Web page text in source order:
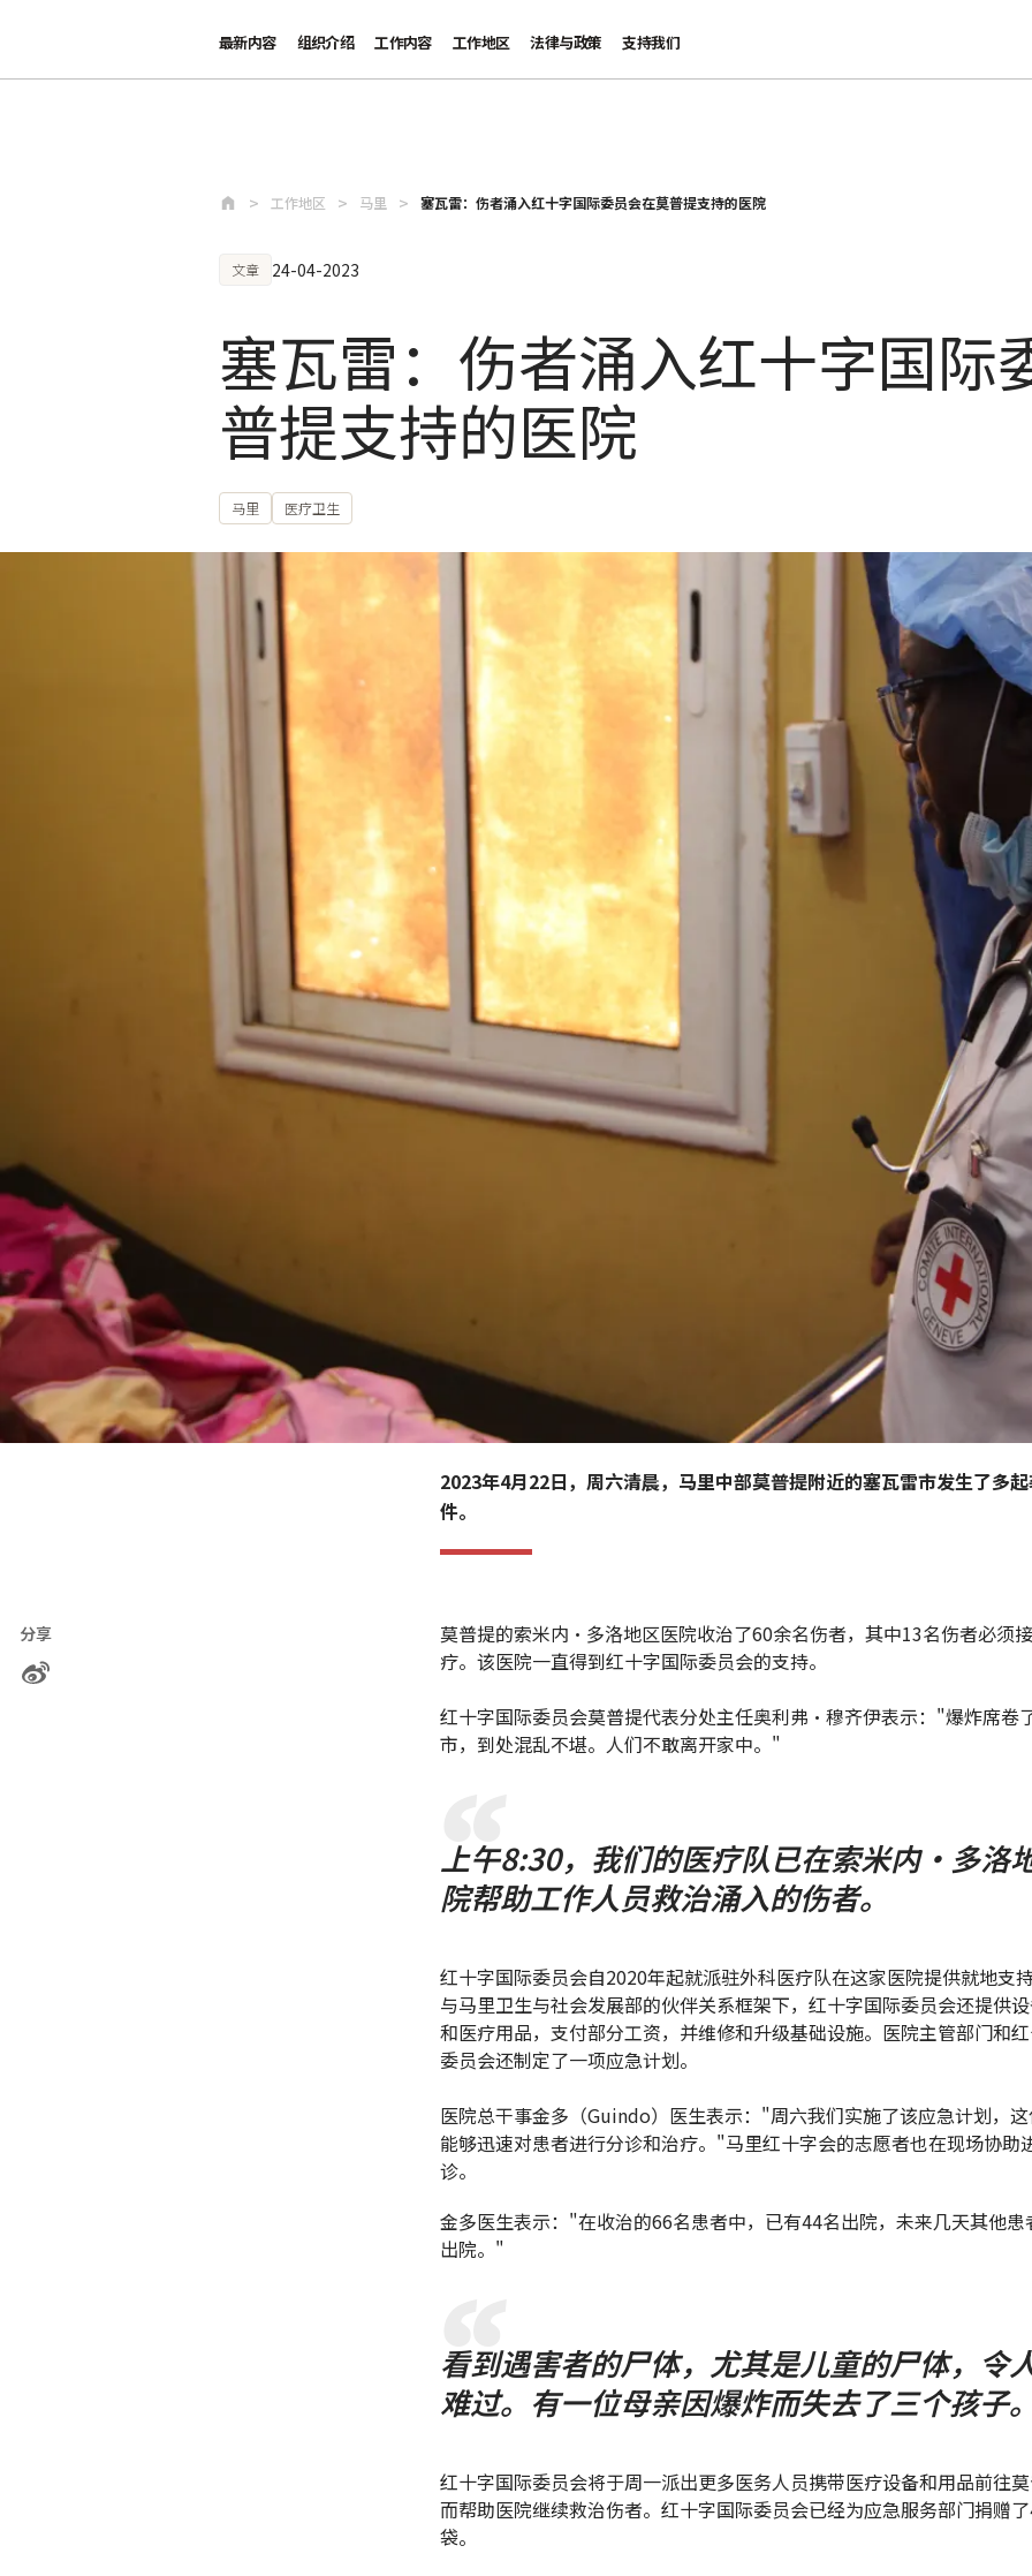
最新内容 组织介绍 工作内容 工作地区 法律与政策 支持我们
工作地区 马里 塞瓦雷：伤者涌入红十字国际委员会在莫普提支持的医院
文章 24-04-2023
塞瓦雷：伤者涌入红十字国际
普提支持的医院
马里 医疗卫生
2023年4月22日，周六清晨，马里中部莫普提附近的塞瓦雷市发生了多
件。
分享
莫普提的索米内·多洛地区医院收治了60余名伤者，其中13名伤者必须
疗。该医院一直得到红十字国际委员会的支持。
红十字国际委员会莫普提代表分处主任奥利弗·穆齐伊表示："爆炸席卷
市，到处混乱不堪。人们不敢离开家中。"
上午8:30，我们的医疗队已在索米内·多洛
院帮助工作人员救治涌入的伤者。
红十字国际委员会自2020年起就派驻外科医疗队在这家医院提供就地支
与马里卫生与社会发展部的伙伴关系框架下，红十字国际委员会还提供
和医疗用品，支付部分工资，并维修和升级基础设施。医院主管部门和
委员会还制定了一项应急计划。
医院总干事金多（Guindo）医生表示："周六我们实施了该应急计划，
能够迅速对患者进行分诊和治疗。"马里红十字会的志愿者也在现场协助
诊。
金多医生表示："在收治的66名患者中，已有44名出院，未来几天其他患
出院。"
看到遇害者的尸体，尤其是儿童的尸体，令
难过。有一位母亲因爆炸而失去了三个孩子
红十字国际委员会将于周一派出更多医务人员携带医疗设备和用品前往
而帮助医院继续救治伤者。红十字国际委员会已经为应急服务部门捐赠
袋。